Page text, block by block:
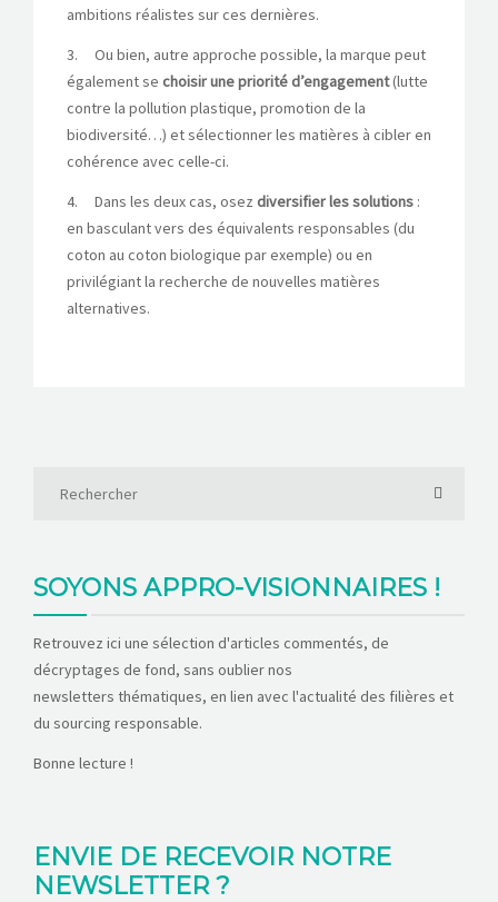
ambitions réalistes sur ces dernières.
3. Ou bien, autre approche possible, la marque peut
également se choisir une priorité d’engagement(lutte
contre la pollution plastique, promotion de la
biodiversité…) et sélectionner les matières à cibler en
cohérence avec celle-ci.
4. Dans les deux cas, osez diversifier les solutions :
en basculant vers des équivalents responsables (du
coton au coton biologique par exemple) ou en
privilégiant la recherche de nouvelles matières
alternatives.
SOYONS APPRO-VISIONNAIRES !
Retrouvez ici une sélection d'articles commentés, de
décryptages de fond, sans oublier nos
newsletters thématiques, en lien avec l'actualité des filières et
du sourcing responsable.
Bonne lecture !
ENVIE DE RECEVOIR NOTRE
NEWSLETTER ?